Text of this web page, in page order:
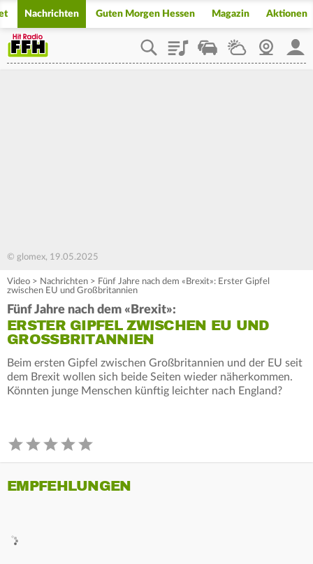
Nachrichten Guten Morgen Hessen Magazin Aktionen
PlaylistStaupilotWetterWebcam
© glomex, 19.05.2025
Video > Nachrichten > Fünf Jahre nach dem «Brexit»: Erster Gipfel
zwischen EU und Großbritannien
Fünf Jahre nach dem «Brexit»:
ERSTER GIPFEL ZWISCHEN EU UND
GROSSBRITANNIEN
Beim ersten Gipfel zwischen Großbritannien und der EU seit
dem Brexit wollen sich beide Seiten wieder näherkommen.
Könnten junge Menschen künftig leichter nach England?
EMPFEHLUNGEN